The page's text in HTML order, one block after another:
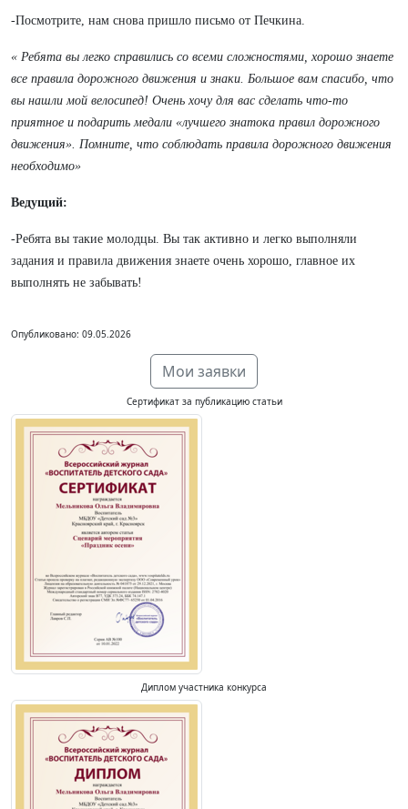
-Посмотрите, нам снова пришло письмо от Печкина.
« Ребята вы легко справились со всеми сложностями, хорошо знаете
все правила дорожного движения и знаки. Большое вам спасибо, что
вы нашли мой велосипед! Очень хочу для вас сделать что-то
приятное и подарить медали «лучшего знатока правил дорожного
движения». Помните, что соблюдать правила дорожного движения
необходимо»
Ведущий:
-Ребята вы такие молодцы. Вы так активно и легко выполняли
задания и правила движения знаете очень хорошо, главное их
выполнять не забывать!
Опубликовано: 09.05.2026
Мои заявки
Сертификат за публикацию статьи
Диплом участника конкурса